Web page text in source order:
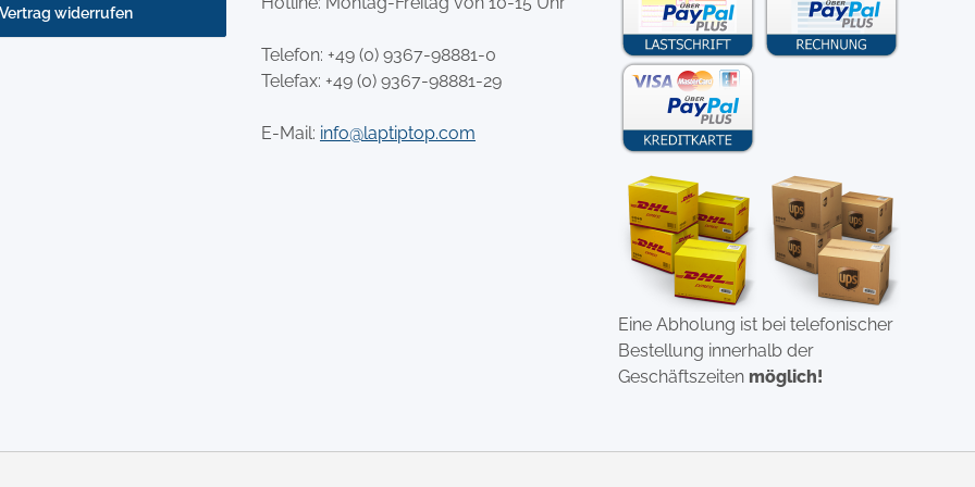
widerrufen
Telefon: +49 (0) 9367-98881-0
Telefax: +49 (0) 9367-98881-29
E-Mail: info@laptiptop.com
Eine Abholung ist bei telefonischer
Bestellung innerhalb der
Geschäftszeiten möglich!